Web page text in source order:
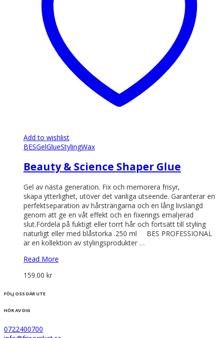
Add to wishlist
BESGelGlueStylingWax
Beauty & Science Shaper Glue
Gel av nästa generation. Fix och memorera frisyr,
skapa ytterlighet, utöver det vanliga utseende. Garanterar en
perfektseparation av hårsträngarna och en lång livslängd
genom att ge en våt effekt och en fixerings emaljerad
slut.Fördela på fuktigt eller torrt hår och fortsätt till styling
naturligt eller med blåstorka .250 ml BES PROFESSIONAL
är en kollektion av stylingsprodukter …
Read More
159.00 kr
FÖLJ OSS DÄR UTE
HÖR AV DIG
0722400700